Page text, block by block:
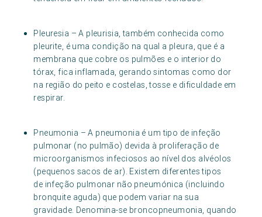
Pleuresia – A pleurisia, também conhecida como
pleurite, é uma condição na qual a pleura, que é a
membrana que cobre os pulmões e o interior do
tórax, fica inflamada, gerando sintomas como dor
na região do peito e costelas, tosse e dificuldade em
respirar.
Pneumonia – A pneumonia é um tipo de infeção
pulmonar (no pulmão) devida à proliferação de
microorganismos infeciosos ao nível dos alvéolos
(pequenos sacos de ar). Existem diferentes tipos
de infeção pulmonar não pneumónica (incluindo
bronquite aguda) que podem variar na sua
gravidade. Denomina-se broncopneumonia, quando